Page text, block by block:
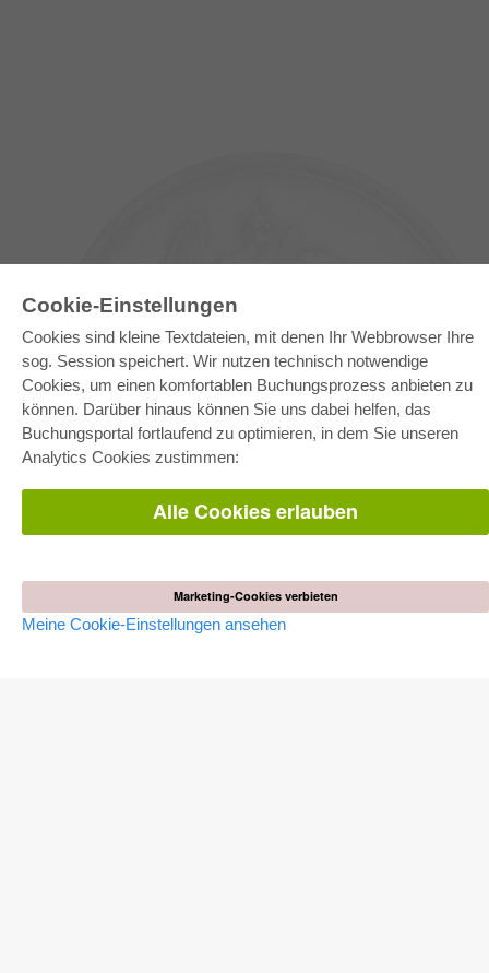
Cookie-Einstellungen
Cookies sind kleine Textdateien, mit denen Ihr Webbrowser Ihre
sog. Session speichert. Wir nutzen technisch notwendige
Cookies, um einen komfortablen Buchungsprozess anbieten zu
können. Darüber hinaus können Sie uns dabei helfen, das
Buchungsportal fortlaufend zu optimieren, in dem Sie unseren
Analytics Cookies zustimmen:
Alle Cookies erlauben
Marketing-Cookies verbieten
Meine Cookie-Einstellungen ansehen
E-COLLECTION
Gesamtpaket
Fachbereichspakete
Pick & Choose
Alle Autoren
AGB